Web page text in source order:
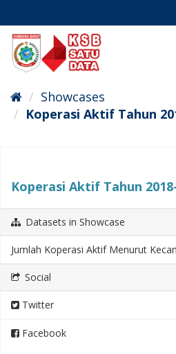
content
Showcases
Koperasi Aktif Tahun
Koperasi Aktif Tahun
Datasets in Showcase
Jumlah Koperasi Aktif Menurut
Social
Twitter
Facebook